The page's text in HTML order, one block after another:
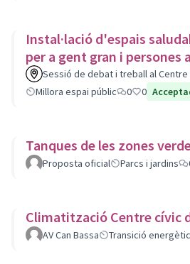
Instal·lació d'espais saludables
per a gent gran i persones
Sessió de debat i treball al Centre
Millora espai públic
0 0
Tanques de les zones
Proposta oficial Parcs i jardins
Climatització
AV Can Bassa Transició